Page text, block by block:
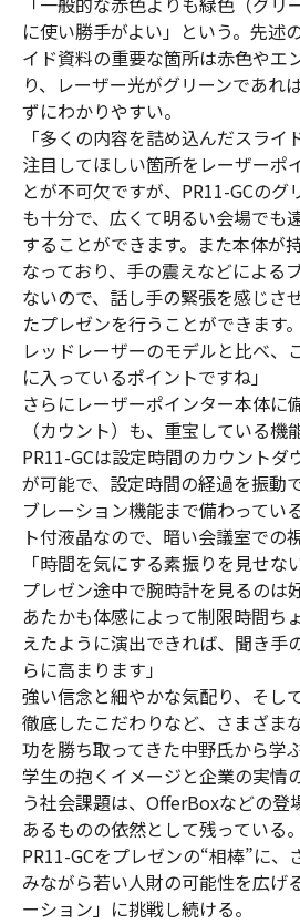
に使い勝手がよい」という。先述
イド資料の重要な箇所は赤色やエ
り、レーザー光がグリーンであれ
ずにわかりやすい。
「多くの内容を詰め込んだスライ
注目してほしい箇所をレーザーポ
とが不可欠ですが、PR11-GCのグ
も十分で、広くて明るい会場でも
することができます。また本体が
なっており、手の震えなどによる
ないので、話し手の緊張を感じさ
たプレゼンを行うことができます
レッドレーザーのモデルと比べ、
に入っているポイントですね」
さらにレーザーポインター本体に
（カウント）も、重宝している機
PR11-GCは設定時間のカウントダ
が可能で、設定時間の経過を振動
ブレーション機能まで備わってい
ト付液晶なので、暗い会議室での
「時間を気にする素振りを見せな
プレゼン途中で腕時計を見るのは
あたかも体感によって制限時間ち
えたように演出できれば、聞き手
らに高まります」
強い信念と細やかな気配り、そし
徹底したこだわりなど、さまざま
功を勝ち取ってきた中野氏から学
学生の抱くイメージと企業の実情
う社会課題は、OfferBoxなどの登
あるものの依然として残っている
PR11-GCをプレゼンの“相棒”に、
みながら若い人財の可能性を広げ
ーション」に挑戦し続ける。